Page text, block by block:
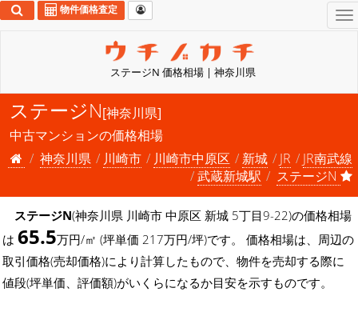
ステージN 価格相場 | 神奈川県
物件価格査定
ステージN[神奈川県]
中古マンションの価格相場
神奈川県
川崎市 川崎市中原区 新城 JR
JR南武線
武蔵新城駅
ステージN
ステージN(神奈川県 川崎市 中原区 新城 5丁目9-22)の価格相場
は 65.5万円/㎡ (坪単価 217万円/坪)です。 価格相場は、周辺の
取引価格(売却価格)により計算したもので、物件を売却する際に
値段(坪単価、評価額)がいくらになるか目安を示すものです。